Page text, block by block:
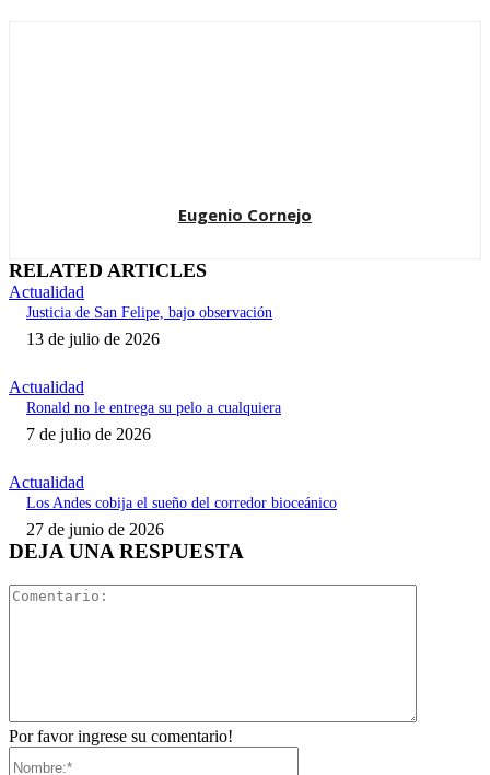
Eugenio Cornejo
RELATED ARTICLES
Actualidad
Justicia de San Felipe, bajo observación
13 de julio de 2026
Actualidad
Ronald no le entrega su pelo a cualquiera
7 de julio de 2026
Actualidad
Los Andes cobija el sueño del corredor bioceánico
27 de junio de 2026
DEJA UNA RESPUESTA
Por favor ingrese su comentario!